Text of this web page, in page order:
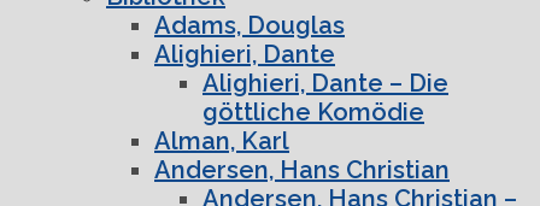
Adams, Douglas
Alighieri, Dante
Alighieri, Dante – Die
göttliche Komödie
Alman, Karl
Andersen, Hans Christian
Andersen, Hans Christian –